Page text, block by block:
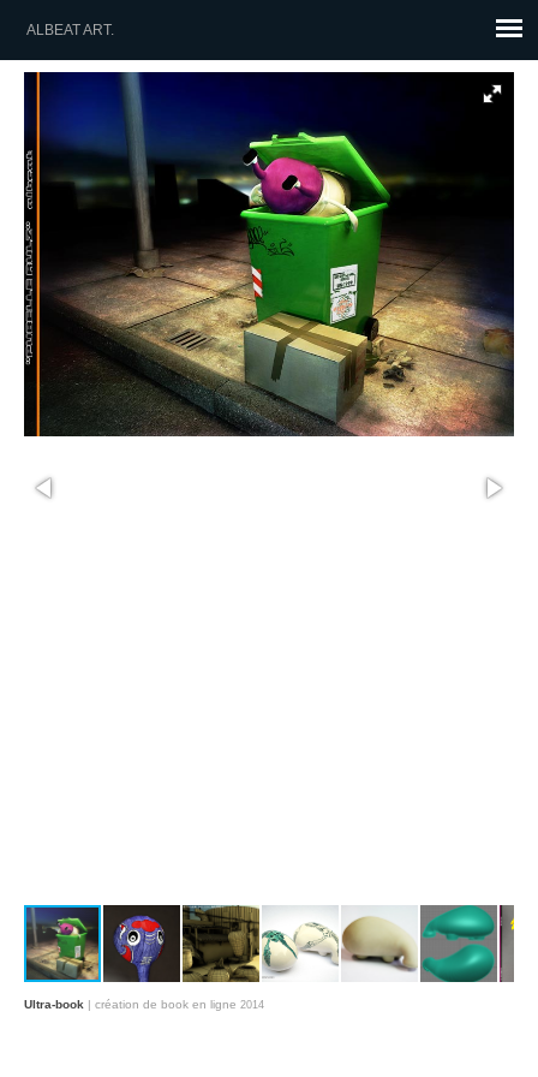
ALBEAT ART.
Ultra-book | création de book en ligne 2014